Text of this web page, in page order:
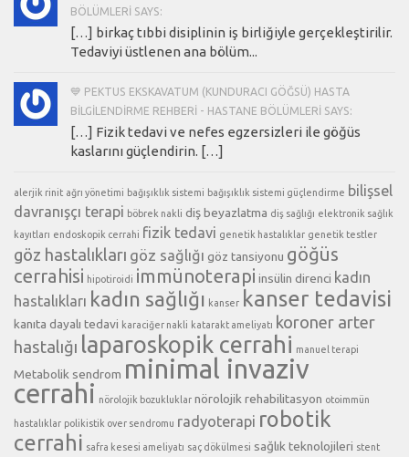
BÖLÜMLERI SAYS:
[…] birkaç tıbbi disiplinin iş birliğiyle gerçekleştirilir.
Tedaviyi üstlenen ana bölüm...
💙 PEKTUS EKSKAVATUM (KUNDURACI GÖĞSÜ) HASTA
BILGILENDIRME REHBERI - HASTANE BÖLÜMLERI SAYS:
[…] Fizik tedavi ve nefes egzersizleri ile göğüs
kaslarını güçlendirin. […]
alerjik rinit ağrı yönetimi bağışıklık sistemi bağışıklık sistemi güçlendirme bilişsel
davranışçı terapi böbrek nakli diş beyazlatma diş sağlığı elektronik sağlık
kayıtları endoskopik cerrahi fizik tedavi genetik hastalıklar genetik testler
göz hastalıkları göz sağlığı göz tansiyonu göğüs
cerrahisi hipotiroidi immünoterapi insülin direnci kadın
hastalıkları kadın sağlığı kanser kanser tedavisi
kanıta dayalı tedavi karaciğer nakli katarakt ameliyatı koroner arter
hastalığı laparoskopik cerrahi manuel terapi
Metabolik sendrom minimal invaziv
cerrahi nörolojik bozukluklar nörolojik rehabilitasyon otoimmün
hastalıklar polikistik over sendromu radyoterapi robotik
cerrahi safra kesesi ameliyatı saç dökülmesi sağlık teknolojileri stent